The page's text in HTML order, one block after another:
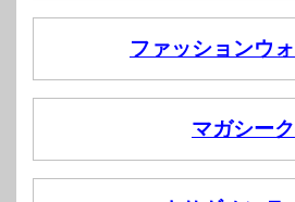
ファッションウ
マガシーク